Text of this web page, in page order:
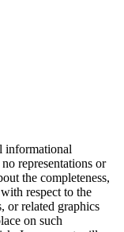
informational
representations or
the completeness,
respect to the
or related graphics
on such